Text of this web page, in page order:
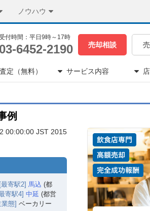
ノウハウ
付時間：平日9時～17時
03-6452-2190 売却相談
定（無料） サービス内容
例
00:00:00 JST 2015
[最寄駅2] 馬込 (都
寄駅4] 中延 (都営
業態] ベーカリー